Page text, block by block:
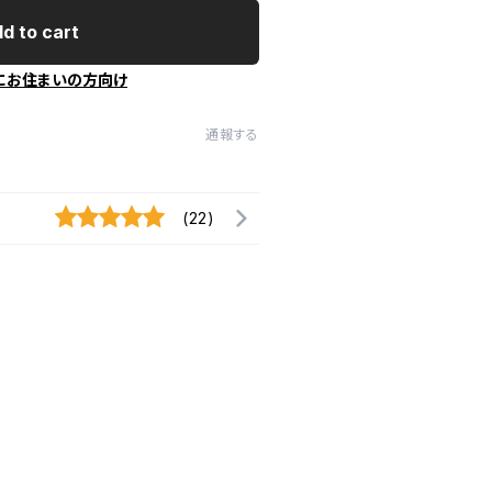
to cart
お住まいの方向け
通報する
(22)